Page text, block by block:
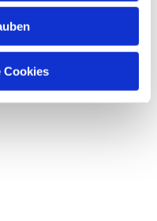
Cookies